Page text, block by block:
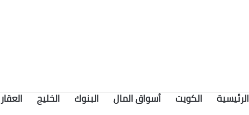
الرئيسية الكويت أسواق المال البنوك الخليج العقار